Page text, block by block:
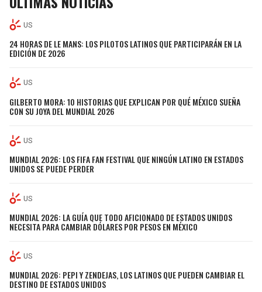
US
24 HORAS DE LE MANS: LOS PILOTOS LATINOS QUE PARTICIPARÁN EN LA
EDICIÓN DE 2026
US
GILBERTO MORA: 10 HISTORIAS QUE EXPLICAN POR QUÉ MÉXICO SUEÑA
CON SU JOYA DEL MUNDIAL 2026
US
MUNDIAL 2026: LOS FIFA FAN FESTIVAL QUE NINGÚN LATINO EN ESTADOS
UNIDOS SE PUEDE PERDER
US
MUNDIAL 2026: LA GUÍA QUE TODO AFICIONADO DE ESTADOS UNIDOS
NECESITA PARA CAMBIAR DÓLARES POR PESOS EN MÉXICO
US
MUNDIAL 2026: PEPI Y ZENDEJAS, LOS LATINOS QUE PUEDEN CAMBIAR EL
DESTINO DE ESTADOS UNIDOS